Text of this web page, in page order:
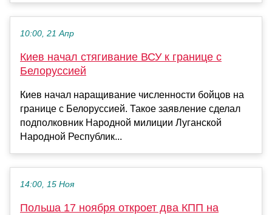
10:00, 21 Апр
Киев начал стягивание ВСУ к границе с
Белоруссией
Киев начал наращивание численности бойцов на
границе с Белоруссией. Такое заявление сделал
подполковник Народной милиции Луганской
Народной Республик...
14:00, 15 Ноя
Польша 17 ноября откроет два КПП на